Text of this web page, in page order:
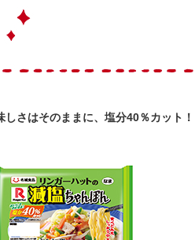
しさはそのままに、塩分40％カット！